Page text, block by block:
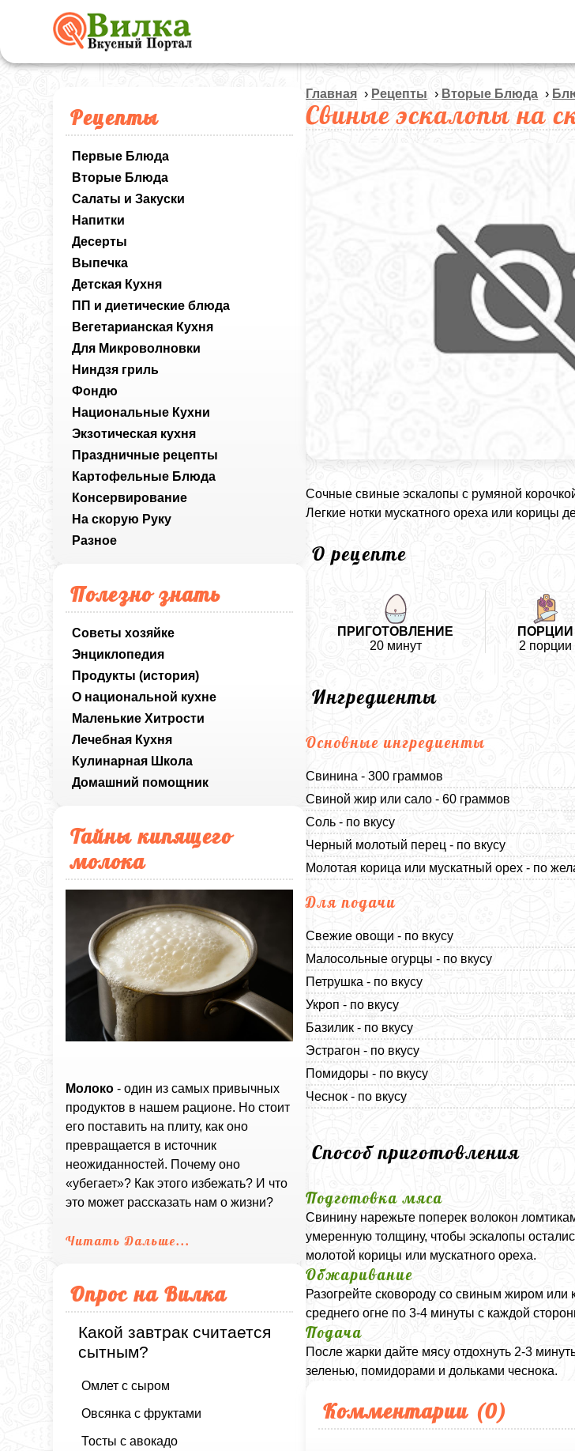
Рецепты
Первые Блюда
Вторые Блюда
Салаты и Закуски
Напитки
Десерты
Выпечка
Детская Кухня
ПП и диетические блюда
Вегетарианская Кухня
Для Микроволновки
Ниндзя гриль
Фондю
Национальные Кухни
Экзотическая кухня
Праздничные рецепты
Картофельные Блюда
Консервирование
На скорую Руку
Разное
Полезно знать
Советы хозяйке
Энциклопедия
Продукты (история)
О национальной кухне
Маленькие Хитрости
Лечебная Кухня
Кулинарная Школа
Домашний помощник
Тайны кипящего
молока
Молоко - один из самых привычных
продуктов в нашем рационе. Но стоит
его поставить на плиту, как оно
превращается в источник
неожиданностей. Почему оно
«убегает»? Как этого избежать? И что
это может рассказать нам о жизни?
Читать Дальше...
Опрос на Вилка
Какой завтрак считается
сытным?
Омлет с сыром
Овсянка с фруктами
Тосты с авокадо
Главная › Рецепты › Вторые Блюда ›
Свиные эскалопы на
Сочные свиные эскалопы с румяной
Легкие нотки мускатного ореха или корицы
О рецепте
ПРИГОТОВЛЕНИЕ
20 минут
ПОРЦИИ
2 порции
Ингредиенты
Основные ингредиенты
Свинина - 300 граммов
Свиной жир или сало - 60 граммов
Соль - по вкусу
Черный молотый перец - по вкусу
Молотая корица или мускатный орех - по
Для подачи
Свежие овощи - по вкусу
Малосольные огурцы - по вкусу
Петрушка - по вкусу
Укроп - по вкусу
Базилик - по вкусу
Эстрагон - по вкусу
Помидоры - по вкусу
Чеснок - по вкусу
Способ приготовления
Подготовка мяса
Свинину нарежьте поперек волокон
умеренную толщину, чтобы эскалопы
молотой корицы или мускатного ореха.
Обжаривание
Разогрейте сковороду со свиным жиром
среднего огне по 3-4 минуты с каждой
Подача
После жарки дайте мясу отдохнуть 2-3
зеленью, помидорами и дольками чеснока.
Комментарии (0)